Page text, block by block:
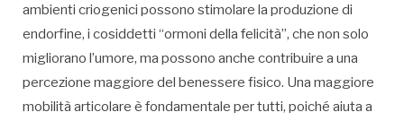
ambienti criogenici possono stimolare la produzione di
endorfine, i cosiddetti “ormoni della felicità”, che non solo
migliorano l’umore, ma possono anche contribuire a una
percezione maggiore del benessere fisico. Una maggiore
mobilità articolare è fondamentale per tutti, poiché aiuta a